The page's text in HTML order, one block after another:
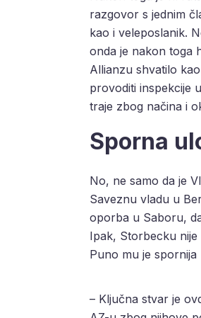
razgovor s jednim
kao i veleposlanik.
onda je nakon toga
Allianzu shvatilo
provoditi inspekcije
traje zbog načina i
Sporna
No, ne samo da je
Saveznu vladu u
oporba u Saboru,
Ipak, Storbecku
Puno mu je
– Ključna stvar je